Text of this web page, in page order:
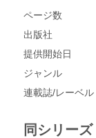
ページ数
出版社
提供開始日
ジャンル
連載誌/レーベル
同シリーズ